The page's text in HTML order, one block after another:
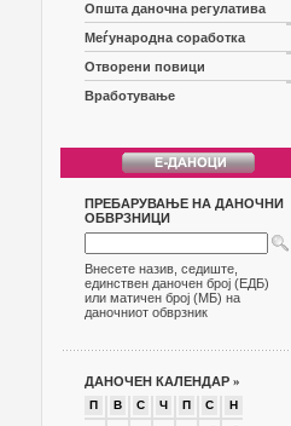
Општа даночна регулатива
Меѓународна соработка
Отворени повици
Вработување
ПРЕБАРУВАЊЕ НА ДАНОЧНИ
ОБВРЗНИЦИ
Внесете назив, седиште,
единствен даночен број (ЕДБ)
или матичен број (МБ) на
даночниот обврзник
ДАНОЧЕН КАЛЕНДАР »
П В С Ч П С
Н